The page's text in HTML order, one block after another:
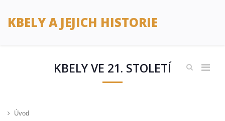
KBELY A JEJICH HISTORIE
KBELY VE 21. STOLETÍ
Úvod